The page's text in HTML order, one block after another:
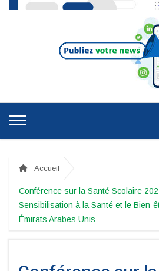
Accueil
Conférence sur la Santé Scolaire
Sensibilisation à la Santé et le Bien-
Émirats Arabes Unis